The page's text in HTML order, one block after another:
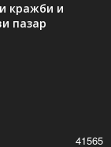
кражби и
пазар
41565